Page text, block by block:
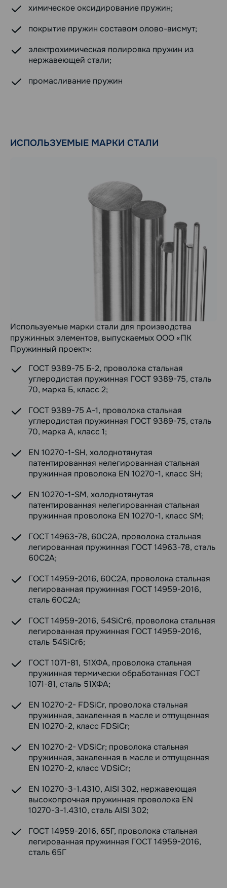
химическое оксидирование пружин;
покрытие пружин составом олово-висмут;
электрохимическая полировка пружин из
нержавеющей стали;
промасливание пружин
ИСПОЛЬЗУЕМЫЕ МАРКИ СТАЛИ
Используемые марки стали для производства
пружинных элементов, выпускаемых ООО «ПК
Пружинный проект»:
ГОСТ 9389-75 Б-2, проволока стальная
углеродистая пружинная ГОСТ 9389-75, сталь
70, марка Б, класс 2;
ГОСТ 9389-75 А-1, проволока стальная
углеродистая пружинная ГОСТ 9389-75, сталь
70, марка А, класс 1;
EN 10270-1-SH, холоднотянутая
патентированная нелегированная стальная
пружинная проволока EN 10270-1, класс SH;
EN 10270-1-SM, холоднотянутая
патентированная нелегированная стальная
пружинная проволока EN 10270-1, класс SM;
ГОСТ 14963-78, 60С2А, проволока стальная
легированная пружинная ГОСТ 14963-78, сталь
60С2А;
ГОСТ 14959-2016, 60С2А, проволока стальная
легированная пружинная ГОСТ 14959-2016,
сталь 60С2А;
ГОСТ 14959-2016, 54SiCr6, проволока стальная
легированная пружинная ГОСТ 14959-2016,
сталь 54SiCr6;
ГОСТ 1071-81, 51ХФА, проволока стальная
пружинная термически обработанная ГОСТ
1071-81, сталь 51ХФА;
EN 10270-2- FDSiCr, проволока стальная
пружинная, закаленная в масле и отпущенная
EN 10270-2, класс FDSiCr;
EN 10270-2- VDSiCr; проволока стальная
пружинная, закаленная в масле и отпущенная
EN 10270-2, класс VDSiCr;
EN 10270-3-1.4310, AISI 302, нержавеющая
высокопрочная пружинная проволока EN
10270-3-1.4310, сталь AISI 302;
ГОСТ 14959-2016, 65Г, проволока стальная
легированная пружинная ГОСТ 14959-2016,
сталь 65Г